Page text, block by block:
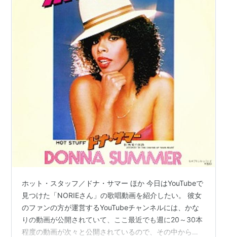
ホット・スタッフ／ドナ・サマー ほか 今日はYouTubeで
見つけた「NORIEさん」の歌唱動画を紹介したい。 彼女
のファンの方が運営するYouTubeチャンネルには、かな
りの動画が公開されていて、ここ最近でも週に20～30本
程度の動画が次々と公開されているので、その中から気